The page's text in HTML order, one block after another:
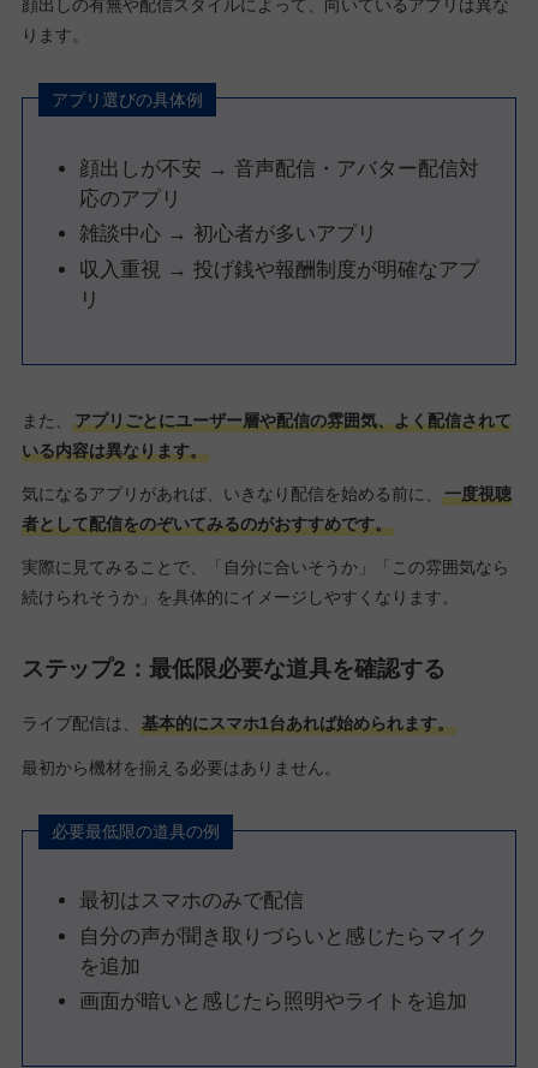
顔出しの有無や配信スタイルによって、向いているアプリは異な
ります。
アプリ選びの具体例
顔出しが不安 → 音声配信・アバター配信対
応のアプリ
雑談中心 → 初心者が多いアプリ
収入重視 → 投げ銭や報酬制度が明確なアプ
リ
また、
アプリごとにユーザー層や配信の雰囲気、よく配信されて
いる内容は異なります。
気になるアプリがあれば、いきなり配信を始める前に、
一度視聴
者として配信をのぞいてみるのがおすすめです。
実際に見てみることで、「自分に合いそうか」「この雰囲気なら
続けられそうか」を具体的にイメージしやすくなります。
ステップ2：最低限必要な道具を確認する
ライブ配信は、 基本的にスマホ1台あれば始められます。
最初から機材を揃える必要はありません。
必要最低限の道具の例
最初はスマホのみで配信
自分の声が聞き取りづらいと感じたらマイク
を追加
画面が暗いと感じたら照明やライトを追加